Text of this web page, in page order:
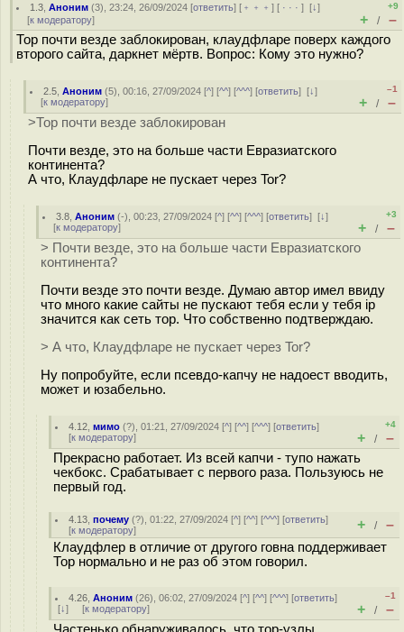
1.3 ,Аноним (3), 23:24, 26/09/2024 [ответить] [ ﹢﹢﹢] [ · · ·][↓]
[к модератору]
+9
+ / –
Тор почти везде заблокирован, клаудфларе поверх каждого
второго сайта, даркнет мёртв. Вопрос: Кому это нужно?
2.5 ,Аноним (5), 00:16, 27/09/2024 [^] [^^] [^^^] [ответить][↓]
[к модератору]
–1
+ / –
>Тор почти везде заблокирован
Почти везде, это на больше части Евразиатского
континента?
А что, Клаудфларе не пускает через Tor?
3.8 ,Аноним (-), 00:23, 27/09/2024 [^] [^^] [^^^] [ответить][↓]
[к модератору]
+3
+ / –
> Почти везде, это на больше части Евразиатского
континента?
Почти везде это почти везде. Думаю автор имел ввиду
что много какие сайты не пускают тебя если у тебя ip
значится как сеть тор. Что собственно подтверждаю.
> А что, Клаудфларе не пускает через Tor?
Ну попробуйте, если псевдо-капчу не надоест вводить,
может и юзабельно.
4.12 ,мимо (?), 01:21, 27/09/2024 [^] [^^] [^^^] [ответить]
[к модератору]
+4
+ / –
Прекрасно работает. Из всей капчи - тупо нажать
чекбокс. Срабатывает с первого раза. Пользуюсь не
первый год.
4.13 ,почему (?), 01:22, 27/09/2024 [^] [^^] [^^^] [ответить]
[к модератору] + / –
Клаудфлер в отличие от другого говна поддерживает
Тор нормально и не раз об этом говорил.
4.26 ,Аноним (26), 06:02, 27/09/2024 [^] [^^] [^^^] [ответить]
[↓] [к модератору]
–1
+ / –